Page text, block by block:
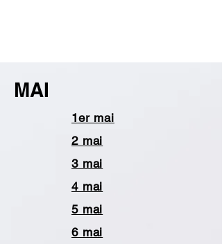
MAI
1er mai
2 mai
3 mai
4 mai
5 mai
6 mai